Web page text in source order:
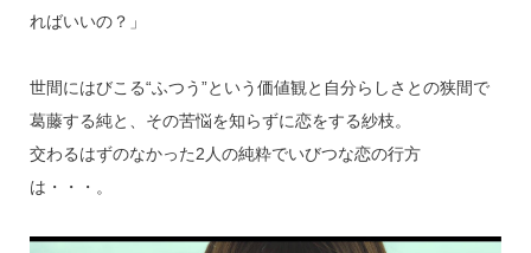
ればいいの？」
世間にはびこる“ふつう”という価値観と自分らしさとの狭間で
葛藤する純と、その苦悩を知らずに恋をする紗枝。
交わるはずのなかった2人の純粋でいびつな恋の行方
は・・・。